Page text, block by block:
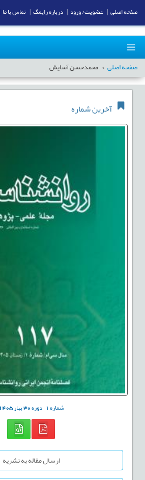
صفحه اصلی محمدحسن آسایش
آخرین شماره
شماره1 دوره30بهار1405
ارسال مقاله به نشریه
صفحه اصلی عضویت/ ورود درباره رایمگ تماس با ما